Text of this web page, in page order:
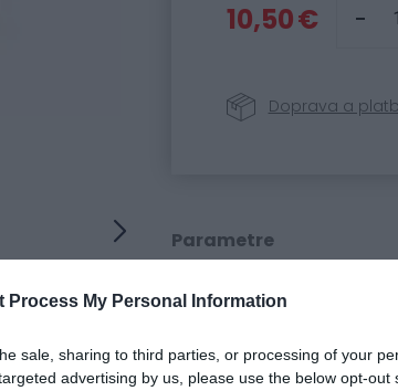
Process My Personal Information
sale, sharing to third parties, or processing of your
advertising by us, please use the below opt-out
10,50 €
Doprava a
Parametre
SKU: